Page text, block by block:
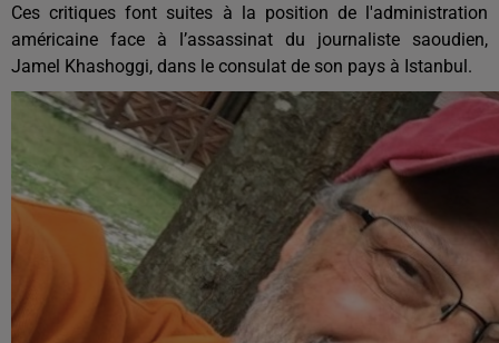
Ces critiques font suites à la position de l'administration
américaine face à l’assassinat du journaliste saoudien,
Jamel Khashoggi, dans le consulat de son pays à Istanbul.